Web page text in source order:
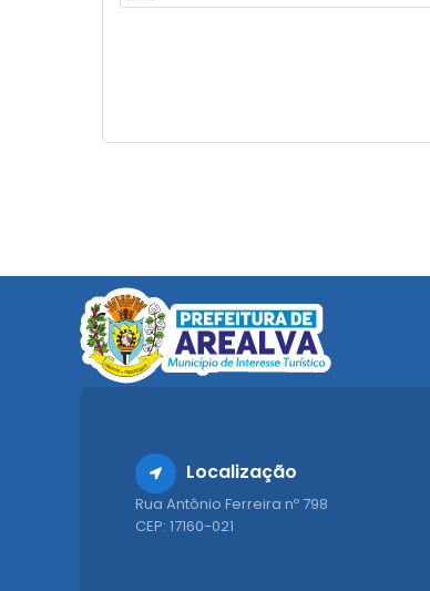
Localização
Rua Antônio Ferreira nº 798
CEP: 17160-021